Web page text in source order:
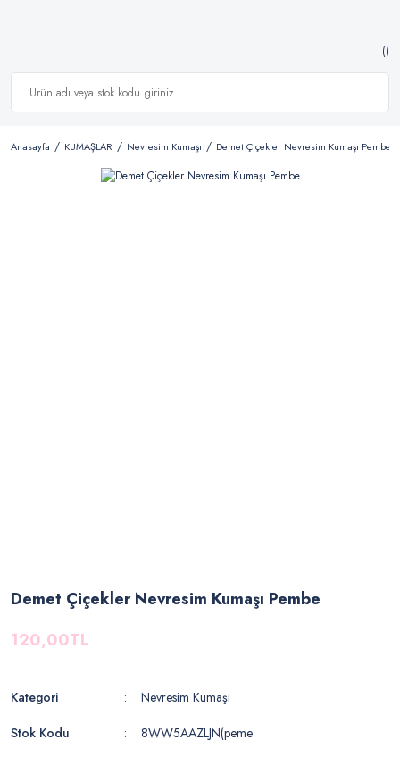
Anasayfa KUMAŞLAR Nevresim Kumaşı Demet Çiçekler Nevresim Kumaşı Pembe
Demet Çiçekler Nevresim Kumaşı Pembe
120,00TL
Kategori
Nevresim Kumaşı
Stok Kodu
8WW5AAZLJN(peme